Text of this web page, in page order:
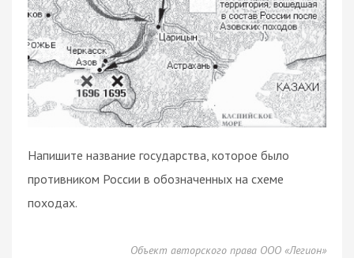
Напишите название государства, которое было
противником России в обозначенных на схеме
походах.
Объект авторского права ООО «Легион»